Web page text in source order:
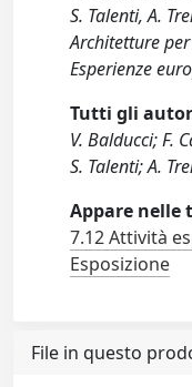
S. Talenti, A.
Architetture
Esperienze
Tutti gli
V. Balducci; F.
S. Talenti; A.
Appare nelle
7.12 Attività
Esposizione
File in questo